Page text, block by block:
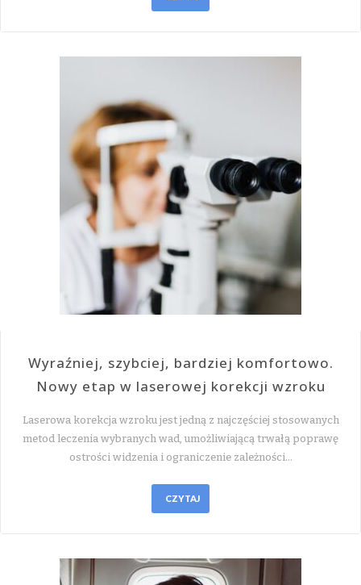
Wyraźniej, szybciej, bardziej komfortowo.
Nowy etap w laserowej korekcji wzroku
Laserowa korekcja wzroku jest jedną z najczęściej stosowanych
metod leczenia wybranych wad, umożliwiającą trwałą poprawę
ostrości widzenia i ograniczenie zależności…
CZYTAJ